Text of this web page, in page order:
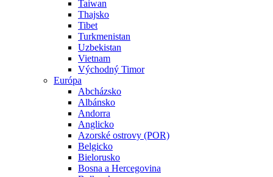
Taiwan
Thajsko
Tibet
Turkmenistan
Uzbekistan
Vietnam
Východný Timor
Európa
Abcházsko
Albánsko
Andorra
Anglicko
Azorské ostrovy (POR)
Belgicko
Bielorusko
Bosna a Hercegovina